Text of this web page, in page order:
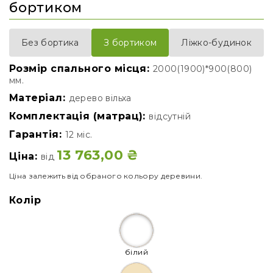
бортиком
Без бортика З бортиком Ліжко-будинок
Розмір спального місця: 2000(1900)*900(800)
мм.
Матеріал: дерево вільха
Комплектація (матрац): відсутній
Гарантія: 12 міс.
Ціна: від 13 763,00 ₴
Ціна залежить від обраного кольору деревини.
Колір
білий